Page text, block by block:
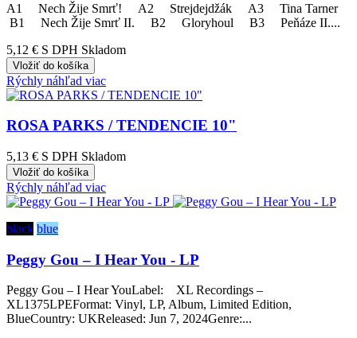
A1 Nech Žije Smrť! A2 Strejdejdžák A3 Tina Tarner
B1 Nech Žije Smrť II. B2 Gloryhoul B3 Peňáze II....
5,12 € S DPH Skladom
Vložiť do košíka
Rýchly náhľad viac
ROSA PARKS / TENDENCIE 10"
5,13 € S DPH Skladom
Vložiť do košíka
Rýchly náhľad viac
black blue
Peggy Gou – I Hear You - LP
Peggy Gou – I Hear YouLabel: XL Recordings –
XL1375LPEFormat: Vinyl, LP, Album, Limited Edition,
BlueCountry: UKReleased: Jun 7, 2024Genre:...